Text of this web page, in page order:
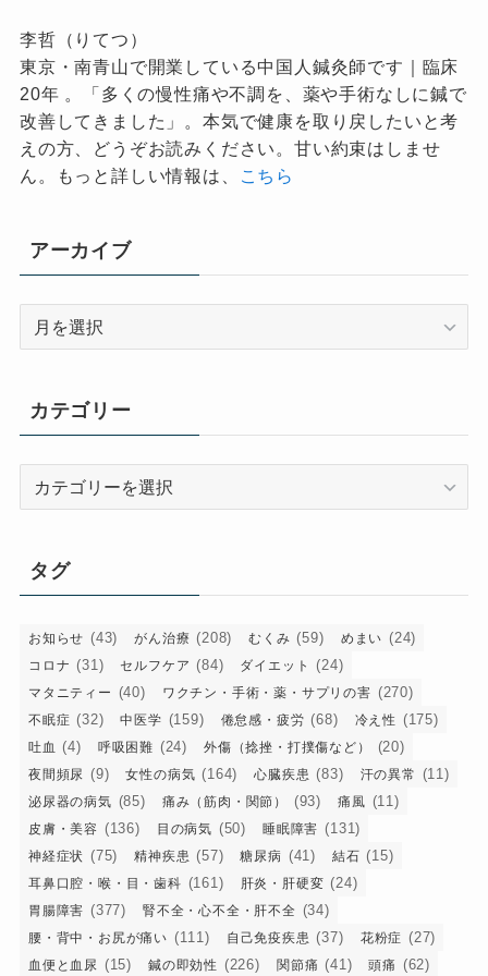
李哲（りてつ）
東京・南青山で開業している中国人鍼灸師です｜臨床
20年 。「多くの慢性痛や不調を、薬や手術なしに鍼で
改善してきました」。本気で健康を取り戻したいと考
えの方、どうぞお読みください。甘い約束はしませ
ん。もっと詳しい情報は、
こちら
アーカイブ
ブ
カテゴリー
ー
タグ
お知らせ (43) がん治療 (208) むくみ (59) めまい (24)
コロナ (31) セルフケア (84) ダイエット (24)
マタニティー (40) ワクチン・手術・薬・サプリの害 (270)
不眠症 (32) 中医学 (159) 倦怠感・疲労 (68) 冷え性 (175)
吐血 (4) 呼吸困難 (24) 外傷（捻挫・打撲傷など） (20)
夜間頻尿 (9) 女性の病気 (164) 心臓疾患 (83) 汗の異常 (11)
泌尿器の病気 (85) 痛み（筋肉・関節） (93) 痛風 (11)
皮膚・美容 (136) 目の病気 (50) 睡眠障害 (131)
神経症状 (75) 精神疾患 (57) 糖尿病 (41) 結石 (15)
耳鼻口腔・喉・目・歯科 (161) 肝炎・肝硬変 (24)
胃腸障害 (377) 腎不全・心不全・肝不全 (34)
腰・背中・お尻が痛い (111) 自己免疫疾患 (37) 花粉症 (27)
血便と血尿 (15) 鍼の即効性 (226) 関節痛 (41) 頭痛 (62)